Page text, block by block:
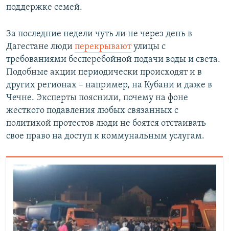
поддержке семей.
За последние недели чуть ли не через день в
Дагестане люди перекрываютулицы с
требованиями бесперебойной подачи воды и света.
Подобные акции периодически происходят и в
других регионах – например, на Кубани и даже в
Чечне. Эксперты пояснили, почему на фоне
жесткого подавления любых связанных с
политикой протестов люди не боятся отстаивать
свое право на доступ к коммунальным услугам.